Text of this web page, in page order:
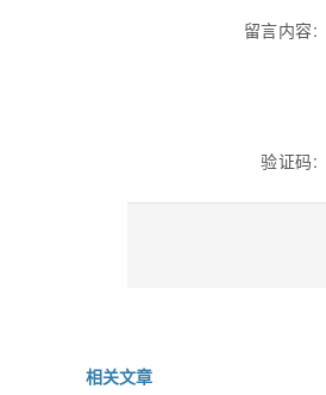
留言内容:
验证码:
相关文章